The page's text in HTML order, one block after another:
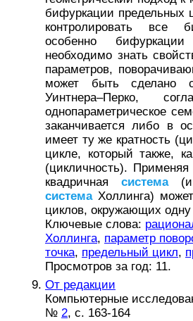
бифуркации предельных
контролировать все
особенно
необходимо знать
параметров,
может быть сделано
Уинтнера–Перко,
однопараметрическое
заканчивается либо в
имеет ту же кратность
цикле, который также,
(цикличность).
квадричная система(и
системаХоллинга)
циклов, окружающих одну
Ключевые слова:
Холлинга, параметр
точка, предельный цикл,
Просмотров за год: 11.
От редакции
Компьютерные
№ 2, с. 163-164